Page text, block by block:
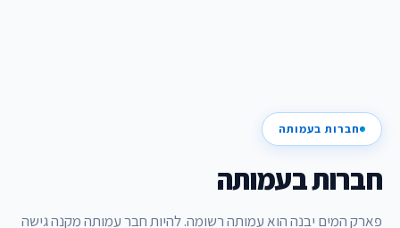
חברות בעמותה
חברות בעמותה
פארק המים יבנה הוא עמותה רשומה. להיות חבר עמותה מקנה גישה